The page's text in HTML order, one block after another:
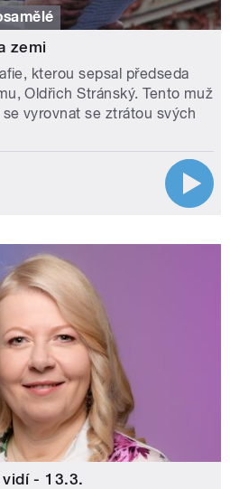
zemi
kterou sepsal předseda
Oldřich Stránský. Tento muž
vyrovnat se ztrátou svých
- 13.3.